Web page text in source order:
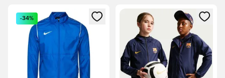
Megnyit egy modált a bejelentkezéshez vagy a tagként
-34%
Megnyit egy modált a